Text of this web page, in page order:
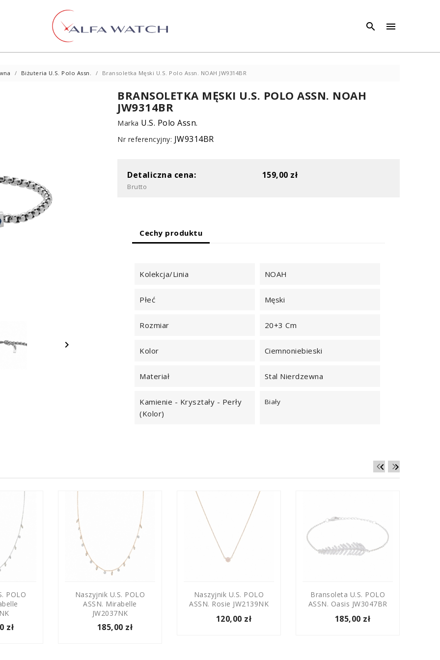
 
Biżuteria U.S. Polo Assn. Bransoletka Męski U.S. Polo Assn. NOAH JW9314BR

BRANSOLETKA MĘSKI U.S. POLO ASSN. NOAH
JW9314BR
Marka U.S. Polo Assn.
Nr referencyjny: JW9314BR
Detaliczna cena: 159,00 zł
Brutto
Cechy produktu
Kolekcja/Linia NOAH
Płeć Męski
Rozmiar 20+3 Cm
Kolor Ciemnoniebieski
Materiał Stal Nierdzewna
Kamienie - Kryształy - Perły
(kolor)
Biały

POLO
zł
Naszyjnik U.S. POLO
ASSN. Mirabelle
JW2037NK
185,00 zł
Naszyjnik U.S. POLO
ASSN. Rosie JW2139NK
120,00 zł
Bransoleta U.S. POLO
ASSN. Oasis JW3047BR
185,00 zł
